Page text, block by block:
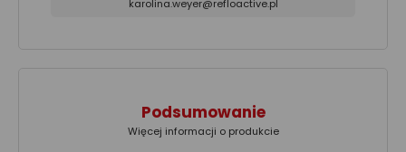
karolina.weyer@refloactive.pl
Podsumowanie
Więcej informacji o produkcie